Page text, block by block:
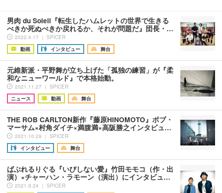
男肉 du Soleil『転生したハムレットの世界で生きる
べきか死ぬべきか戻れるか、それが問題だ』団長・…
2022.4.17 ｜ SPICER
動画
インタビュー 舞台
元維新派・平野舞が立ち上げた「孤独の練習」が『柔
和なニューワールド』で本格始動。
2021.11.27 ｜ SPICER
ニュース
動画 舞台
THE ROB CARLTON新作『藤原HINOMOTO』ボブ・
マーサム×村角ダイチ×満腹満×高阪勝之インタビュ…
2021.10.29 ｜ SPICER
インタビュー
舞台
ばぶれるりぐる『いびしない愛』竹田モモコ（作・出
演）×チャーハン・ラモーン（演出）にインタビュ…
2021.9.24 ｜ SPICER